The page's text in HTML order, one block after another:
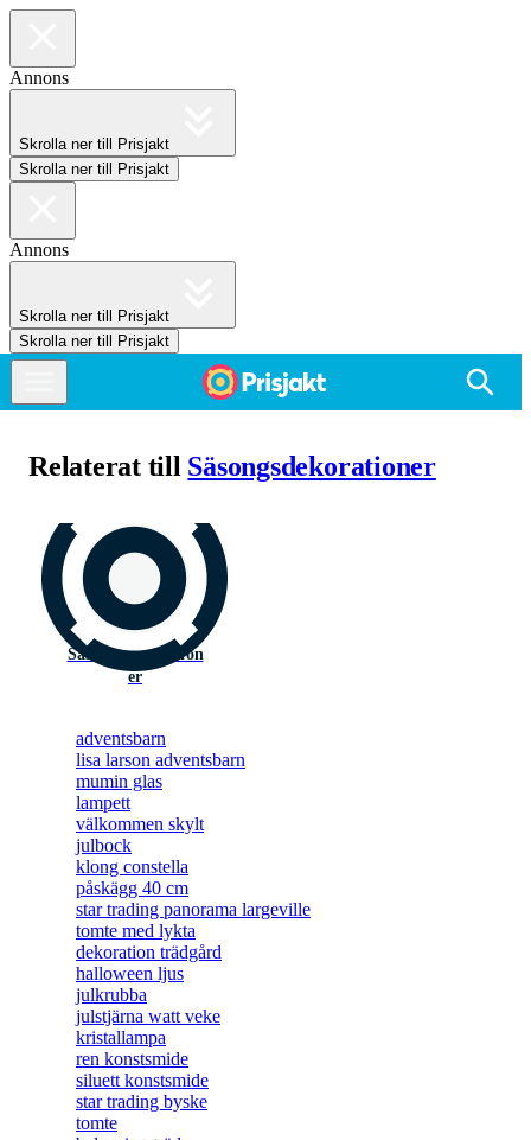
Annons
Skrolla ner till Prisjakt
Skrolla ner till Prisjakt
Annons
Skrolla ner till Prisjakt
Skrolla ner till Prisjakt
Relaterat till Säsongsdekorationer
Säsongsdekoration
er
adventsbarn
lisa larson adventsbarn
mumin glas
lampett
välkommen skylt
julbock
klong constella
påskägg 40 cm
star trading panorama largeville
tomte med lykta
dekoration trädgård
halloween ljus
julkrubba
julstjärna watt veke
kristallampa
ren konstsmide
siluett konstsmide
star trading byske
tomte